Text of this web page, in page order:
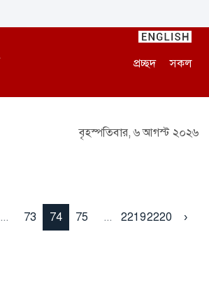
প্রচ্ছদ সকল
বৃহস্পতিবার, ৬ আগস্ট ২০২৬
... 73 74 75 ... 22192220 ›